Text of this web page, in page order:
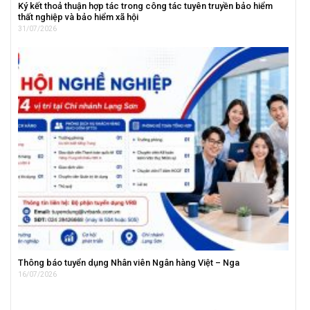
Ký kết thoả thuận hợp tác trong công tác tuyên truyền bảo hiểm
thất nghiệp và bảo hiểm xã hội
31/07/2026
Thông báo tuyển dụng Nhân viên Ngân hàng Việt – Nga
16/07/2026